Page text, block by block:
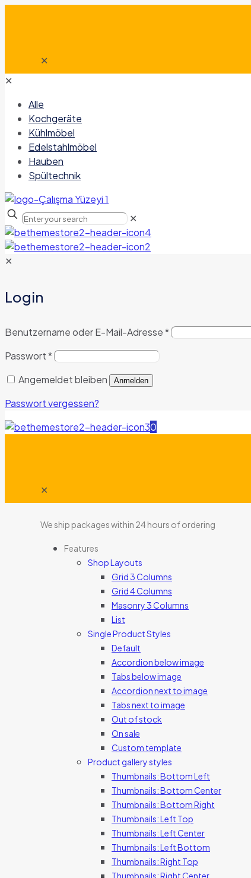
✕
✕
Alle
Kochgeräte
Kühlmöbel
Edelstahlmöbel
Hauben
Spültechnik
✕
✕
Login
Benutzername oder E-Mail-Adresse*
Passwort*
Angemeldet bleiben
Anmelden
Passwort vergessen?
0
✕
We ship packages within 24 hours of ordering
Features
Shop Layouts
Grid 3 Columns
Grid 4 Columns
Masonry 3 Columns
List
Single Product Styles
Default
Accordion below image
Tabs below image
Accordion next to image
Tabs next to image
Out of stock
On sale
Custom template
Product gallery styles
Thumbnails: Bottom Left
Thumbnails: Bottom Center
Thumbnails: Bottom Right
Thumbnails: Left Top
Thumbnails: Left Center
Thumbnails: Left Bottom
Thumbnails: Right Top
Thumbnails: Right Center